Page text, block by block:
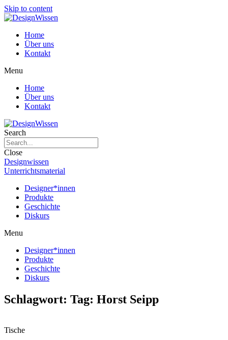
Skip to content
Home
Über uns
Kontakt
Menu
Home
Über uns
Kontakt
Search
Close
Designwissen
Unterrichtsmaterial
Designer*innen
Produkte
Geschichte
Diskurs
Menu
Designer*innen
Produkte
Geschichte
Diskurs
Schlagwort: Tag: Horst Seipp
Tische